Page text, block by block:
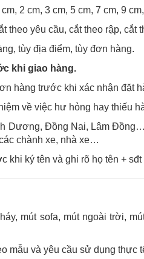
2 cm, 3 cm, 5 cm, 7 cm, 9
theo yêu cầu, cắt theo rập, cắt
tùy địa điểm, tùy đơn hàng.
khi giao hàng.
hàng trước khi xác nhận đặt
về việc hư hỏng hay thiếu
Dương, Đồng Nai, Lâm
chành xe, nhà xe…
khi ký tên và ghi rõ họ tên +
mút sofa, mút ngoài trời,
mẫu và yêu cầu sử dụng thực